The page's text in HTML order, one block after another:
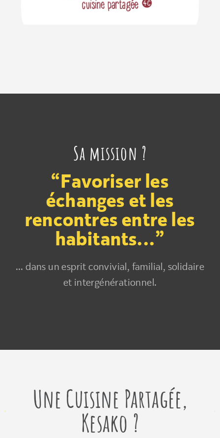
Sa mission ?
“Favoriser les
échanges et les
rencontres entre les
habitants...”
... dans un esprit convivial, familial, solidaire
et intergénérationnel.
Une Cuisine Partagée,
Kesako ?